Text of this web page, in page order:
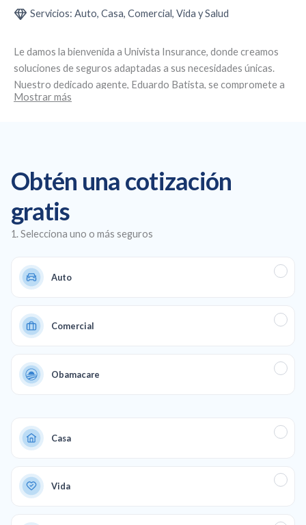
Le damos la bienvenida a Univista Insurance, donde creamos
soluciones de seguros adaptadas a sus necesidades únicas.
Nuestro dedicado agente, Eduardo Batista, se compromete a
brindar un servicio personalizado y asesoramiento experto.
garantizar una protección total en todos los aspectos de su
vida y su negocio.
Mostrar más
Servicios: Auto, Casa, Comercial, Vida y Salud
Obtén una cotización
gratis
1. Selecciona uno o más seguros
Auto
Comercial
Obamacare
Casa
Vida